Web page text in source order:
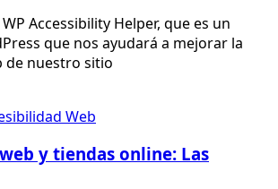
Accessibility Helper, que es un
que nos ayudará a mejorar la
de nuestro sitio
Web
y tiendas online: Las